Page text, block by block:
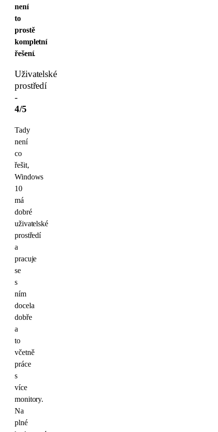
není
to
prostě
kompletní
řešení.
Uživatelské
prostředí
-
4/5
Tady
není
co
řešit,
Windows
10
má
dobré
uživatelské
prostředí
a
pracuje
se
s
ním
docela
dobře
a
to
včetně
práce
s
více
monitory.
Na
plné